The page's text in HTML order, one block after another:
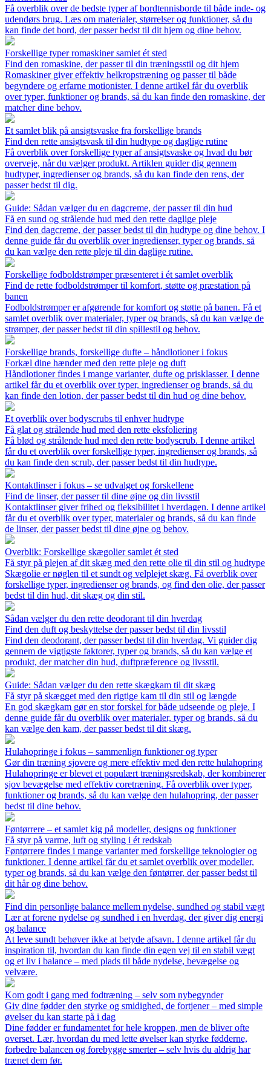
Få overblik over de bedste typer af bordtennisborde til både inde- og
udendørs brug. Læs om materialer, størrelser og funktioner, så du
kan finde det bord, der passer bedst til dit hjem og dine behov.
Forskellige typer romaskiner samlet ét sted
Find den romaskine, der passer til din træningsstil og dit hjem
Romaskiner giver effektiv helkropstræning og passer til både
begyndere og erfarne motionister. I denne artikel får du overblik
over typer, funktioner og brands, så du kan finde den romaskine, der
matcher dine behov.
Et samlet blik på ansigtsvaske fra forskellige brands
Find den rette ansigtsvask til din hudtype og daglige rutine
Få overblik over forskellige typer af ansigtsvaske og hvad du bør
overveje, når du vælger produkt. Artiklen guider dig gennem
hudtyper, ingredienser og brands, så du kan finde den rens, der
passer bedst til dig.
Guide: Sådan vælger du en dagcreme, der passer til din hud
Få en sund og strålende hud med den rette daglige pleje
Find den dagcreme, der passer bedst til din hudtype og dine behov. I
denne guide får du overblik over ingredienser, typer og brands, så
du kan vælge den rette pleje til din daglige rutine.
Forskellige fodboldstrømper præsenteret i ét samlet overblik
Find de rette fodboldstrømper til komfort, støtte og præstation på
banen
Fodboldstrømper er afgørende for komfort og støtte på banen. Få et
samlet overblik over materialer, typer og brands, så du kan vælge de
strømper, der passer bedst til din spillestil og behov.
Forskellige brands, forskellige dufte – håndlotioner i fokus
Forkæl dine hænder med den rette pleje og duft
Håndlotioner findes i mange varianter, dufte og prisklasser. I denne
artikel får du et overblik over typer, ingredienser og brands, så du
kan finde den lotion, der passer bedst til din hud og dine behov.
Et overblik over bodyscrubs til enhver hudtype
Få glat og strålende hud med den rette eksfoliering
Få blød og strålende hud med den rette bodyscrub. I denne artikel
får du et overblik over forskellige typer, ingredienser og brands, så
du kan finde den scrub, der passer bedst til din hudtype.
Kontaktlinser i fokus – se udvalget og forskellene
Find de linser, der passer til dine øjne og din livsstil
Kontaktlinser giver frihed og fleksibilitet i hverdagen. I denne artikel
får du et overblik over typer, materialer og brands, så du kan finde
de linser, der passer bedst til dine øjne og behov.
Overblik: Forskellige skægolier samlet ét sted
Få styr på plejen af dit skæg med den rette olie til din stil og hudtype
Skægolie er nøglen til et sundt og velplejet skæg. Få overblik over
forskellige typer, ingredienser og brands, og find den olie, der passer
bedst til din hud, dit skæg og din stil.
Sådan vælger du den rette deodorant til din hverdag
Find den duft og beskyttelse der passer bedst til din livsstil
Find den deodorant, der passer bedst til din hverdag. Vi guider dig
gennem de vigtigste faktorer, typer og brands, så du kan vælge et
produkt, der matcher din hud, duftpræference og livsstil.
Guide: Sådan vælger du den rette skægkam til dit skæg
Få styr på skægget med den rigtige kam til din stil og længde
En god skægkam gør en stor forskel for både udseende og pleje. I
denne guide får du overblik over materialer, typer og brands, så du
kan vælge den kam, der passer bedst til dit skæg.
Hulahopringe i fokus – sammenlign funktioner og typer
Gør din træning sjovere og mere effektiv med den rette hulahopring
Hulahopringe er blevet et populært træningsredskab, der kombinerer
sjov bevægelse med effektiv coretræning. Få overblik over typer,
funktioner og brands, så du kan vælge den hulahopring, der passer
bedst til dine behov.
Føntørrere – et samlet kig på modeller, designs og funktioner
Få styr på varme, luft og styling i ét redskab
Føntørrere findes i mange varianter med forskellige teknologier og
funktioner. I denne artikel får du et samlet overblik over modeller,
typer og brands, så du kan vælge den føntørrer, der passer bedst til
dit hår og dine behov.
Find din personlige balance mellem nydelse, sundhed og stabil vægt
Lær at forene nydelse og sundhed i en hverdag, der giver dig energi
og balance
At leve sundt behøver ikke at betyde afsavn. I denne artikel får du
inspiration til, hvordan du kan finde din egen vej til en stabil vægt
og et liv i balance – med plads til både nydelse, bevægelse og
velvære.
Kom godt i gang med fodtræning – selv som nybegynder
Giv dine fødder den styrke og smidighed, de fortjener – med simple
øvelser du kan starte på i dag
Dine fødder er fundamentet for hele kroppen, men de bliver ofte
overset. Lær, hvordan du med lette øvelser kan styrke fødderne,
forbedre balancen og forebygge smerter – selv hvis du aldrig har
trænet dem før.